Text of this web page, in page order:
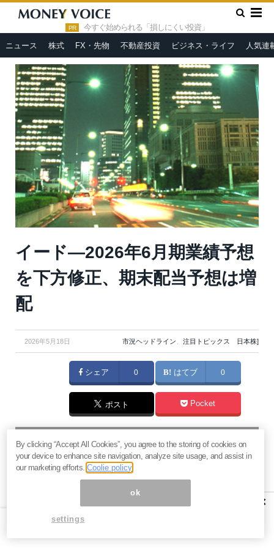
PR 今すぐ始められる「損しにくい投資」
ニュース 株式 FX・先物 不動産投資 ビジネス・ライフ 人気連
HOME » 市況ヘッドライン
イード—2026年6月期業績予想を
下方修正、期末配当予想は増配
イード—2026年6月期業績予想
を下方修正、期末配当予想は増
配
2026年5月18日 市況ヘッドライン、 注目トピックス 日本株]
シェア 0 はてブ 0
ポスト Pocket
急騰後に急落「パワーエックス」株は買いか？蓄電池銘柄の
将来性とリスク
過去最高益「サンリオ」は買いか？決算で見えた“強い事
度と投資戦略
×
By clicking “Accept All Cookies”, you agree to the storing of cookies on
your device to enhance site navigation, analyze site usage, and assist in
our marketing efforts.Coolie policy
ok
settings